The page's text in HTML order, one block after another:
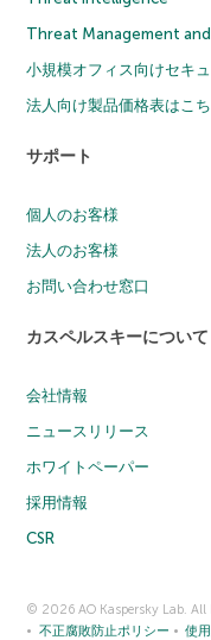
Threat Management
小規模オフィス向けセキ
法人向け製品価格表はこ
サポート
個人のお客様
法人のお客様
お問い合わせ窓口
カスペルスキーについて
会社情報
ニュースリリース
ホワイトペーパー
採用情報
CSR
© 2026 AO Kaspersky Lab. All
不正腐敗防止ポリシー
使